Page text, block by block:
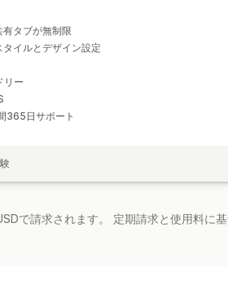
タブが無制限
タイルとデザイン設定
リー
365日サポート
で請求されます。 定期請求と使用料に